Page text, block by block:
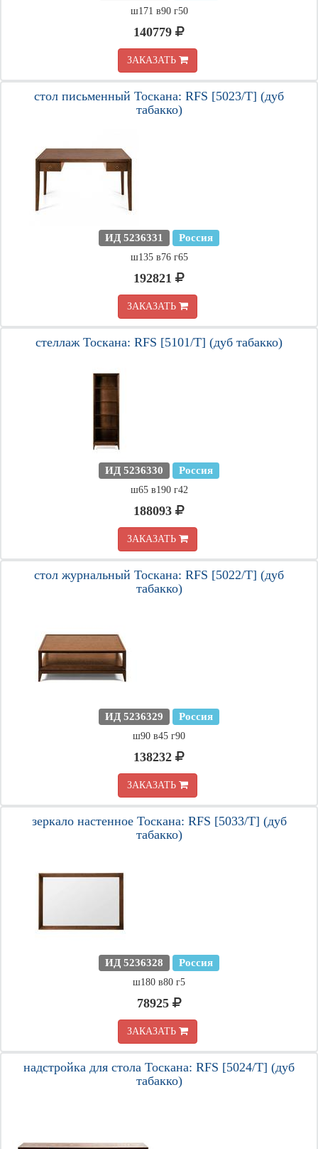
ш171 в90 г50
140779
ЗАКАЗАТЬ
стол письменный Тоскана: RFS [5023/T] (дуб
табакко)
ИД 5236331 Россия
ш135 в76 г65
192821
ЗАКАЗАТЬ
стеллаж Тоскана: RFS [5101/T] (дуб табакко)
ИД 5236330 Россия
ш65 в190 г42
188093
ЗАКАЗАТЬ
стол журнальный Тоскана: RFS [5022/T] (дуб
табакко)
ИД 5236329 Россия
ш90 в45 г90
138232
ЗАКАЗАТЬ
зеркало настенное Тоскана: RFS [5033/T] (дуб
табакко)
ИД 5236328 Россия
ш180 в80 г5
78925
ЗАКАЗАТЬ
надстройка для стола Тоскана: RFS [5024/T] (дуб
табакко)